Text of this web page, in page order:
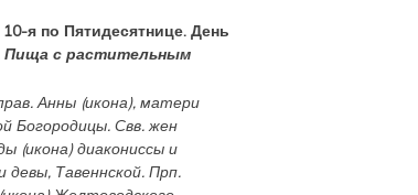
я по Пятидесятнице. День
Пища с растительным
Анны (икона), матери
Богородицы. Свв. жен
(икона) диакониссы и
девы, Тавеннской. Прп.